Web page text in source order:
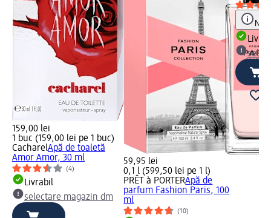
159,00 lei
1 buc (159,00 lei pe 1 buc)
CacharelApă de toaletă
Amor Amor, 30 ml
(4)
Livrabil
selectare magazin dm
59,95 lei
0,1 l (599,50 lei pe 1 l)
PRÊT à PORTERApă de
parfum Fashion Paris, 100
ml
(10)
Notă